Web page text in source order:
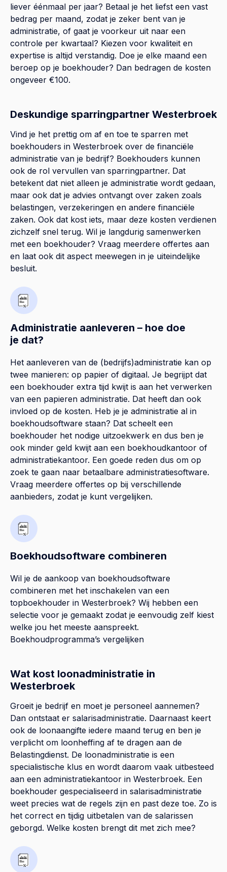
liever éénmaal per jaar? Betaal je het liefst een vast
bedrag per maand, zodat je zeker bent van je
administratie, of gaat je voorkeur uit naar een
controle per kwartaal? Kiezen voor kwaliteit en
expertise is altijd verstandig. Doe je elke maand een
beroep op je boekhouder? Dan bedragen de kosten
ongeveer €100.
Deskundige sparringpartner Westerbroek
Vind je het prettig om af en toe te sparren met
boekhouders in Westerbroek over de financiële
administratie van je bedrijf? Boekhouders kunnen
ook de rol vervullen van sparringpartner. Dat
betekent dat niet alleen je administratie wordt gedaan,
maar ook dat je advies ontvangt over zaken zoals
belastingen, verzekeringen en andere financiële
zaken. Ook dat kost iets, maar deze kosten verdienen
zichzelf snel terug. Wil je langdurig samenwerken
met een boekhouder? Vraag meerdere offertes aan
en laat ook dit aspect meewegen in je uiteindelijke
besluit.
Administratie aanleveren – hoe doe
je dat?
Het aanleveren van de (bedrijfs)administratie kan op
twee manieren: op papier of digitaal. Je begrijpt dat
een boekhouder extra tijd kwijt is aan het verwerken
van een papieren administratie. Dat heeft dan ook
invloed op de kosten. Heb je je administratie al in
boekhoudsoftware staan? Dat scheelt een
boekhouder het nodige uitzoekwerk en dus ben je
ook minder geld kwijt aan een boekhoudkantoor of
administratiekantoor. Een goede reden dus om op
zoek te gaan naar betaalbare administratiesoftware.
Vraag meerdere offertes op bij verschillende
aanbieders, zodat je kunt vergelijken.
Boekhoudsoftware combineren
Wil je de aankoop van boekhoudsoftware
combineren met het inschakelen van een
topboekhouder in Westerbroek? Wij hebben een
selectie voor je gemaakt zodat je eenvoudig zelf kiest
welke jou het meeste aanspreekt.
Boekhoudprogramma’s vergelijken
Wat kost loonadministratie in
Westerbroek
Groeit je bedrijf en moet je personeel aannemen?
Dan ontstaat er salarisadministratie. Daarnaast keert
ook de loonaangifte iedere maand terug en ben je
verplicht om loonheffing af te dragen aan de
Belastingdienst. De loonadministratie is een
specialistische klus en wordt daarom vaak uitbesteed
aan een administratiekantoor in Westerbroek. Een
boekhouder gespecialiseerd in salarisadministratie
weet precies wat de regels zijn en past deze toe. Zo is
het correct en tijdig uitbetalen van de salarissen
geborgd. Welke kosten brengt dit met zich mee?